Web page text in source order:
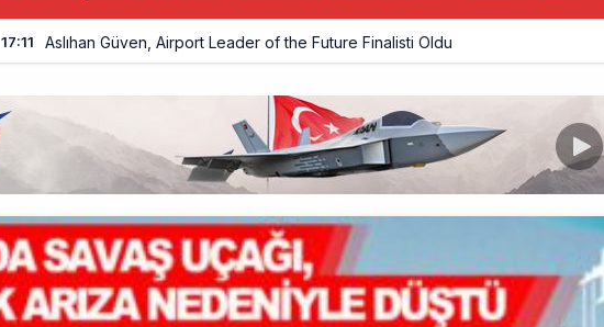
17:11 Aslıhan Güven, Airport Leader of the Future Finalisti Oldu
Pilotlar, Teknisyenler, Kabin Ekipleri ve Yer Hizmeti Çalışanları Gazeteci
BookingAgora’dan Dubai’ye iki FAM Trip
10:56 AJet Uçuşlarıyla Rus Turist İçin Yeni Türkiye Rotası
10:00 Airbus Temmuz bilançosunu açıkladı: 204 yeni sipariş
9:13 İstanbul uçağına polis köpeklerle girdi: 3 yolcu indirildi